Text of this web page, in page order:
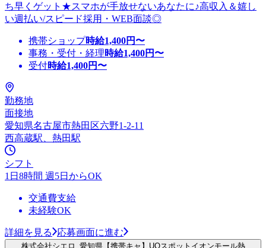
ち早くゲット★スマホが手放せないあなたに♪高収入＆嬉し
い週払い/スピード採用・WEB面談◎
携帯ショップ時給1,400円〜
事務・受付・経理時給1,400円〜
受付時給1,400円〜
勤務地
面接地
愛知県名古屋市熱田区六野1-2-11
西高蔵駅、熱田駅
シフト
1日8時間 週5日からOK
交通費支給
未経験OK
詳細を見る 応募画面に進む
株式会社シエロ_愛知県【携帯キャ】UQスポットイオンモール熱